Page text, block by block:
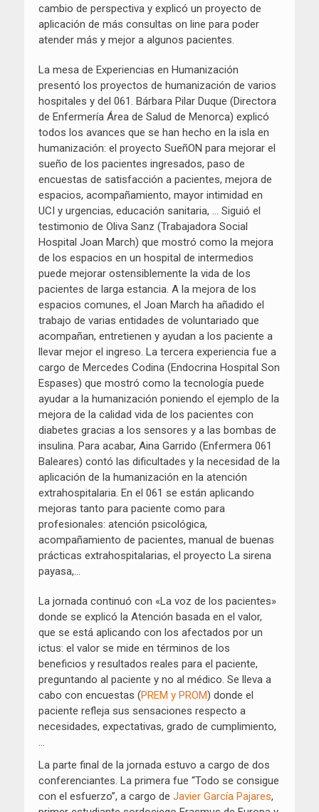
cambio de perspectiva y explicó un proyecto de
aplicación de más consultas on line para poder
atender más y mejor a algunos pacientes.
La mesa de Experiencias en Humanización
presentó los proyectos de humanización de varios
hospitales y del 061. Bárbara Pilar Duque (Directora
de Enfermería Área de Salud de Menorca) explicó
todos los avances que se han hecho en la isla en
humanización: el proyecto SueñON para mejorar el
sueño de los pacientes ingresados, paso de
encuestas de satisfacción a pacientes, mejora de
espacios, acompañamiento, mayor intimidad en
UCI y urgencias, educación sanitaria, … Siguió el
testimonio de Oliva Sanz (Trabajadora Social
Hospital Joan March) que mostró como la mejora
de los espacios en un hospital de intermedios
puede mejorar ostensiblemente la vida de los
pacientes de larga estancia. A la mejora de los
espacios comunes, el Joan March ha añadido el
trabajo de varias entidades de voluntariado que
acompañan, entretienen y ayudan a los paciente a
llevar mejor el ingreso. La tercera experiencia fue a
cargo de Mercedes Codina (Endocrina Hospital Son
Espases) que mostró como la tecnología puede
ayudar a la humanización poniendo el ejemplo de la
mejora de la calidad vida de los pacientes con
diabetes gracias a los sensores y a las bombas de
insulina. Para acabar, Aina Garrido (Enfermera 061
Baleares) contó las dificultades y la necesidad de la
aplicación de la humanización en la atención
extrahospitalaria. En el 061 se están aplicando
mejoras tanto para paciente como para
profesionales: atención psicológica,
acompañamiento de pacientes, manual de buenas
prácticas extrahospitalarias, el proyecto La sirena
payasa,…
La jornada continuó con «La voz de los pacientes»
donde se explicó la Atención basada en el valor,
que se está aplicando con los afectados por un
ictus: el valor se mide en términos de los
beneficios y resultados reales para el paciente,
preguntando al paciente y no al médico. Se lleva a
cabo con encuestas (PREM y PROM) donde el
paciente refleja sus sensaciones respecto a
necesidades, expectativas, grado de cumplimiento,
…
La parte final de la jornada estuvo a cargo de dos
conferenciantes. La primera fue “Todo se consigue
con el esfuerzo”, a cargo de Javier García Pajares,